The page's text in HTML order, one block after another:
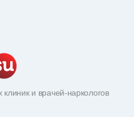
клиник и врачей-наркологов